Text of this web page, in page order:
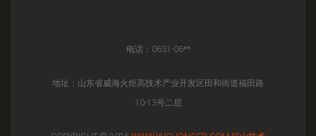
电话：0631-06**
地址：山东省威海火炬高技术产业开发区田和街道福田路
10-13号二层